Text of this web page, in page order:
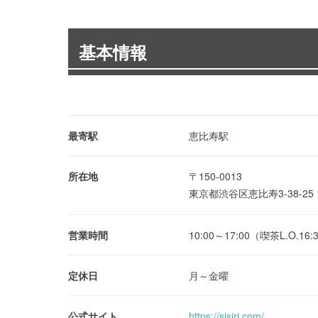
基本情報
最寄駅 恵比寿駅
所在地
〒150-0013
東京都渋谷区恵比寿3-38-25
営業時間 10:00～17:00（喫茶
定休日 月～金曜